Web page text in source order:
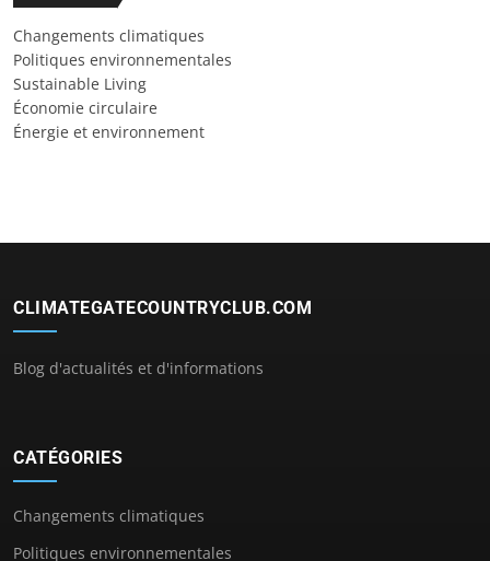
Changements climatiques
Politiques environnementales
Sustainable Living
Économie circulaire
Énergie et environnement
CLIMATEGATECOUNTRYCLUB.COM
Blog d'actualités et d'informations
CATÉGORIES
Changements climatiques
Politiques environnementales